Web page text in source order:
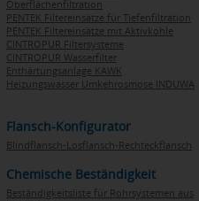
Oberflächenfiltration
PENTEK Filtereinsätze für Tiefenfiltration
PENTEK Filtereinsätze mit Aktivkohle
CINTROPUR Filtersysteme
CINTROPUR Wasserfilter
Enthärtungsanlage KAWK
Heizungswasser Umkehrosmose INDUWA
Flansch-Konfigurator
Blindflansch-Losflansch-Rechteckflansch
Chemische Beständigkeit
Beständigkeitsliste für Rohrsystemen aus